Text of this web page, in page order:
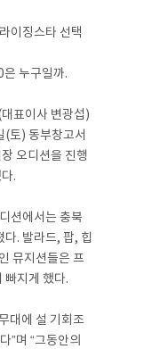
이징스타 선택
누구일까.
표이사 변광섭)
(토) 동부창고서
오디션을 진행
.
션에서는 충북
. 발라드, 팝, 힙
뮤지션들은 프
빠지게 했다.
대에 설 기회조
”며 “그동안의